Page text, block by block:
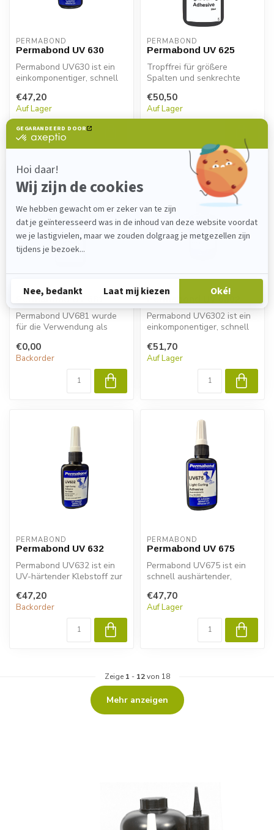
PERMABOND
Permabond UV 630
Permabond UV630 ist ein
einkomponentiger, schnell
härtender ...
€47,20
Auf Lager
PERMABOND
Permabond UV 625
Tropffrei für größere
Spalten und senkrechte
€50,50
Auf Lager
PERMABOND
Permabond UV 681
Permabond UV681 wurde
für die Verwendung als
ist id...
€0,00
Backorder
PERMABOND
Permabond UV6302 ist ein
einkomponentiger, schnell
härtend...
€51,70
Auf Lager
PERMABOND
Permabond UV 632
Permabond UV632 ist ein
UV-härtender Klebstoff zur
Kunststoffen. ...
€47,20
Backorder
PERMABOND
Permabond UV 675
Permabond UV675 ist ein
schnell aushärtender,
Best...
€47,70
Auf Lager
Zeige 1 - 12von 18
Mehr anzeigen